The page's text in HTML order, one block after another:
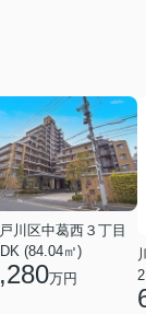
川区中葛西３丁目
(84.04㎡)
万円